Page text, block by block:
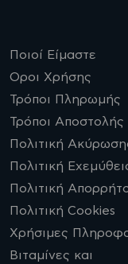
Ποιοί Είμαστε
Οροι Χρήσης
Τρόποι Πληρωμής
Τρόποι Αποστολής
Πολιτική
Πολιτική
Πολιτική
Πολιτική Cookies
Χρήσιμες
Βιταμίνες και